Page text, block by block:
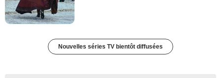
Nouvelles séries TV bientôt diffusées